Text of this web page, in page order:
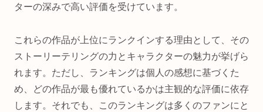
ターの深みで高い評価を受けています。
これらの作品が上位にランクインする理由として、その
ストーリーテリングの力とキャラクターの魅力が挙げら
れます。ただし、ランキングは個人の感想に基づくた
め、どの作品が最も優れているかは主観的な評価に依存
します。それでも、このランキングは多くのファンにと